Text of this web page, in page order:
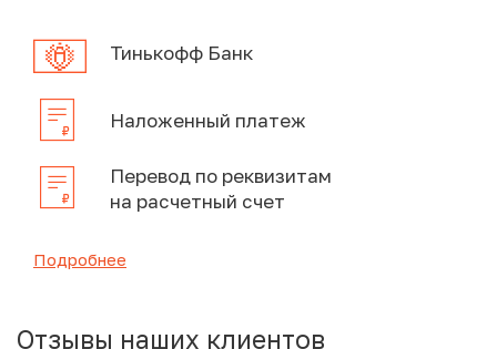
Тинькофф Банк
Наложенный платеж
Перевод по реквизитам
на расчетный счет
Подробнее
Отзывы наших клиентов